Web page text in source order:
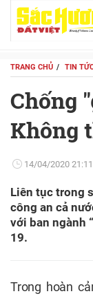
TRANG CHỦ TIN
Chống
Không
14/04/2020 21:11
Liên tục trong
công an cả
với ban ngành
19.
Trong hoàn